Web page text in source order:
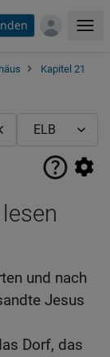
Kapitel 21
und nach
Jesus
Dorf, das